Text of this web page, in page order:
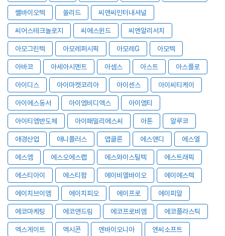
쎌바이오텍 쏠리드 씨앤씨인터내셔널
씨어스테크놀로지 씨에스윈드 씨엔알리서치
아모그린텍 아모레퍼시픽 아모레G 아모텍
아바코 아세아시멘트 아셈스 아스트 아스플로
아이디스 아이마켓코리아 아이센스 아이씨티케이
아이에스동서 아이엠비디엑스 아이엠티
아이티엠반도체 아이패밀리에스씨 아톤 알루코
애경산업 애니플러스 앱클론 에스앤디 에스엘
에스엠 에스오에스랩 에스와이스틸텍 에스트래픽
에스티아이 에스티팜 에이비엘바이오 에이에스텍
에이치브이엠 에이치피오 에이프로 에이피알
에코마케팅 에코앤드림 에코프로비엠 에코플라스틱
엑스게이트 엑시콘 엔바이오니아 엔씨소프트